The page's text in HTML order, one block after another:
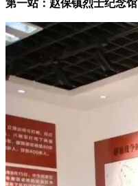
第一站：赵保镇烈士纪念馆